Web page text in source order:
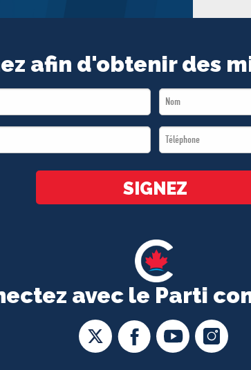
avec le Parti
afin d'obtenir des
Last
Name
Téléphone
*
SIGNEZ